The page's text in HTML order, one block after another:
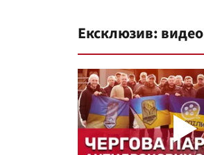
Ексклюзив: видео